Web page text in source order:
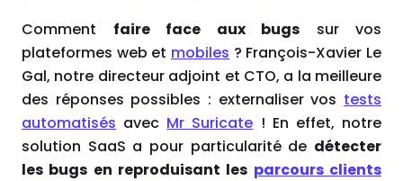
Comment faire face aux bugs sur vos
plateformes web et mobiles ? François-Xavier Le
Gal, notre directeur adjoint et CTO, a la meilleure
des réponses possibles : externaliser vos tests
automatisés avec Mr Suricate ! En effet, notre
solution SaaS a pour particularité de détecter
les bugs en reproduisant les parcours clients